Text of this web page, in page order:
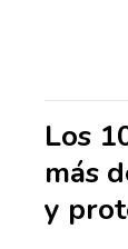
Los
más
y